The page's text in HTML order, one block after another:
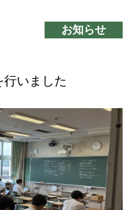
お知らせ
行いました